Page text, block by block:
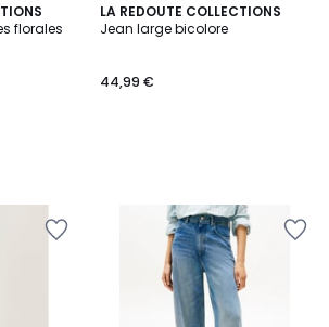
florales
LA REDOUTE COLLECTIONS
Jean large bicolore
44,99 €